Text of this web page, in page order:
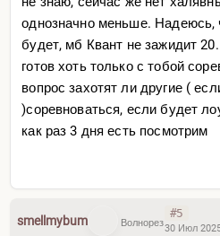
однозначно меньше. Надеюсь,
будет, мб Квант не зажидит
готов хоть только с тобой
вопрос захотят ли другие (
)соревноваться, если будет
как раз 3 дня есть посмотрим
smellmybum Волнорез
#5
30 Июл